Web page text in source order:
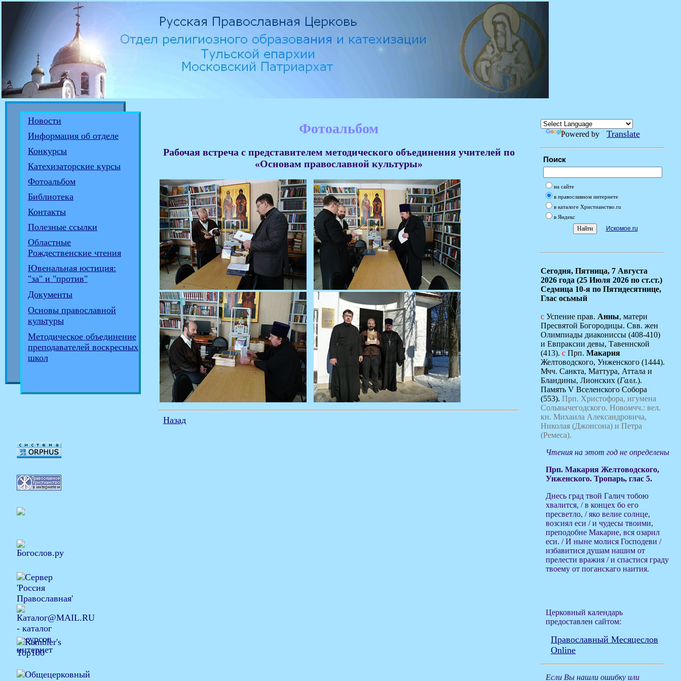
Новости
Информация об отделе
Конкурсы
Катехизаторские курсы
Фотоальбом
Библиотека
Контакты
Полезные ссылки
Областные
Рождественские чтения
Ювенальная юстиция:
"за" и "против"
Документы
Основы православной
культуры
Методическое объединение
преподавателей воскресных
школ
Фотоальбом
Рабочая встреча с представителем методического объединения учителей по
«Основам православной культуры»
Назад
Powered by Translate
Поиск
на сайте
в православном интернете
в каталоге Христианство.ru
в Яндекс
Искомое.ru
Сегодня, Пятница, 7 Августа
2026 года (25 Июля 2026 по ст.ст.)
Седмица 10-я по Пятидесятнице,
Глас осьмый
с Успение прав. Анны, матери
Пресвятой Богородицы. Свв. жен
Олимпиады диакониссы (408-410)
и Евпраксии девы, Тавеннской
(413). с Прп. Макария
Желтоводского, Унженского (1444).
Мчч. Санкта, Маттура, Аттала и
Бландины, Лионских (Галл.).
Память V Вселенского Собора
(553). Прп. Христофора, игумена
Сольвычегодского. Новомчч.: вел.
кн. Михаила Александровича,
Николая (Джонсона) и Петра
(Ремеса).
Чтения на этот год не определены
Прп. Макария Желтоводского,
Унженского. Тропарь, глас 5.
Днесь град твой Галич тобою
хвалится, / в концех бо его
пресветло, / яко велие солнце,
возсиял еси / и чудесы твоими,
преподобне Макарие, вся озарил
еси. / И ныне молися Господеви /
избавитися душам нашим от
прелести вражия / и спастися граду
твоему от поганскаго наития.
Церковный календарь
предоставлен сайтом:
Православный Месяцеслов
Online
Если Вы нашли ошибку или